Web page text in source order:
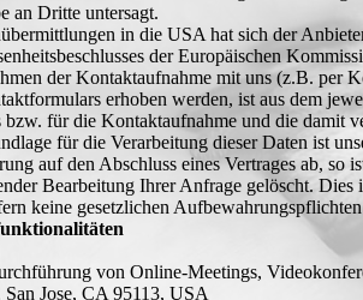
an Dritte untersagt.
in die USA hat sich der
der Europäischen
der Kontaktaufnahme mit uns (z.B. per
erhoben werden, ist aus dem
bzw. für die Kontaktaufnahme und die damit
für die Verarbeitung dieser Daten ist
auf den Abschluss eines Vertrages ab,
Bearbeitung Ihrer Anfrage gelöscht. Dies
keine gesetzlichen Aufbewahrungspflichten
von Online-Meetings,
San Jose, CA 95113, USA